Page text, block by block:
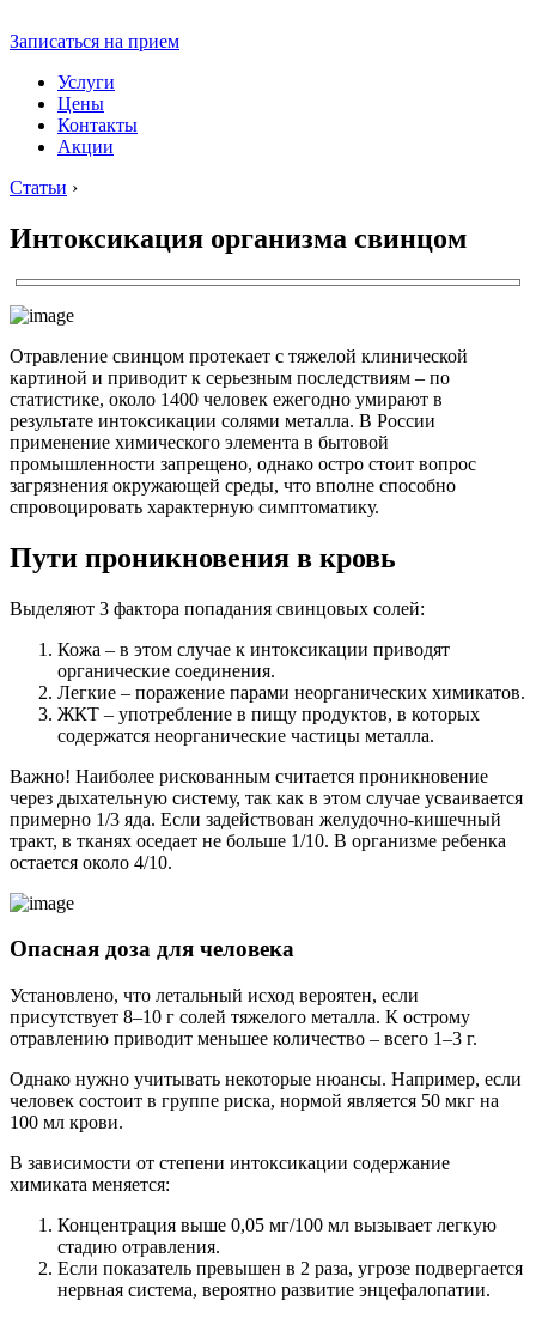
Записаться на прием
Услуги
Цены
Контакты
Акции
Статьи ›
Интоксикация организма свинцом
Отравление свинцом протекает с тяжелой клинической
картиной и приводит к серьезным последствиям – по
статистике, около 1400 человек ежегодно умирают в
результате интоксикации солями металла. В России
применение химического элемента в бытовой
промышленности запрещено, однако остро стоит вопрос
загрязнения окружающей среды, что вполне способно
спровоцировать характерную симптоматику.
Пути проникновения в кровь
Выделяют 3 фактора попадания свинцовых солей:
Кожа – в этом случае к интоксикации приводят
органические соединения.
Легкие – поражение парами неорганических химикатов.
ЖКТ – употребление в пищу продуктов, в которых
содержатся неорганические частицы металла.
Важно! Наиболее рискованным считается проникновение
через дыхательную систему, так как в этом случае усваивается
примерно 1/3 яда. Если задействован желудочно-кишечный
тракт, в тканях оседает не больше 1/10. В организме ребенка
остается около 4/10.
Опасная доза для человека
Установлено, что летальный исход вероятен, если
присутствует 8–10 г солей тяжелого металла. К острому
отравлению приводит меньшее количество – всего 1–3 г.
Однако нужно учитывать некоторые нюансы. Например, если
человек состоит в группе риска, нормой является 50 мкг на
100 мл крови.
В зависимости от степени интоксикации содержание
химиката меняется:
Концентрация выше 0,05 мг/100 мл вызывает легкую
стадию отравления.
Если показатель превышен в 2 раза, угрозе подвергается
нервная система, вероятно развитие энцефалопатии.